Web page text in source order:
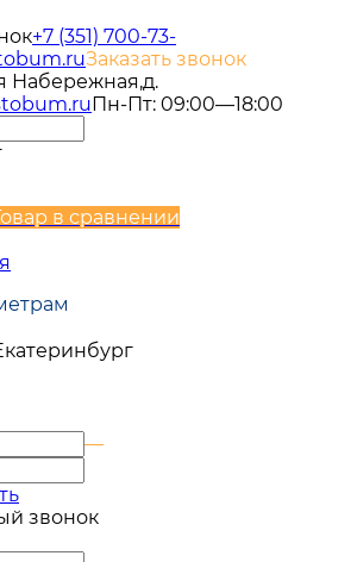
+7 (351) 700-73-
Заказать звонок
Набережная,д.
Пн-Пт: 09:00—18:00
в сравнении
—
звонок